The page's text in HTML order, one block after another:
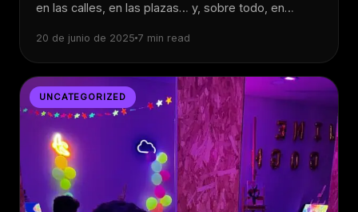
en las calles, en las plazas… y, sobre todo, en…
20 de junio de 2025 7 min read
UNCATEGORIZED